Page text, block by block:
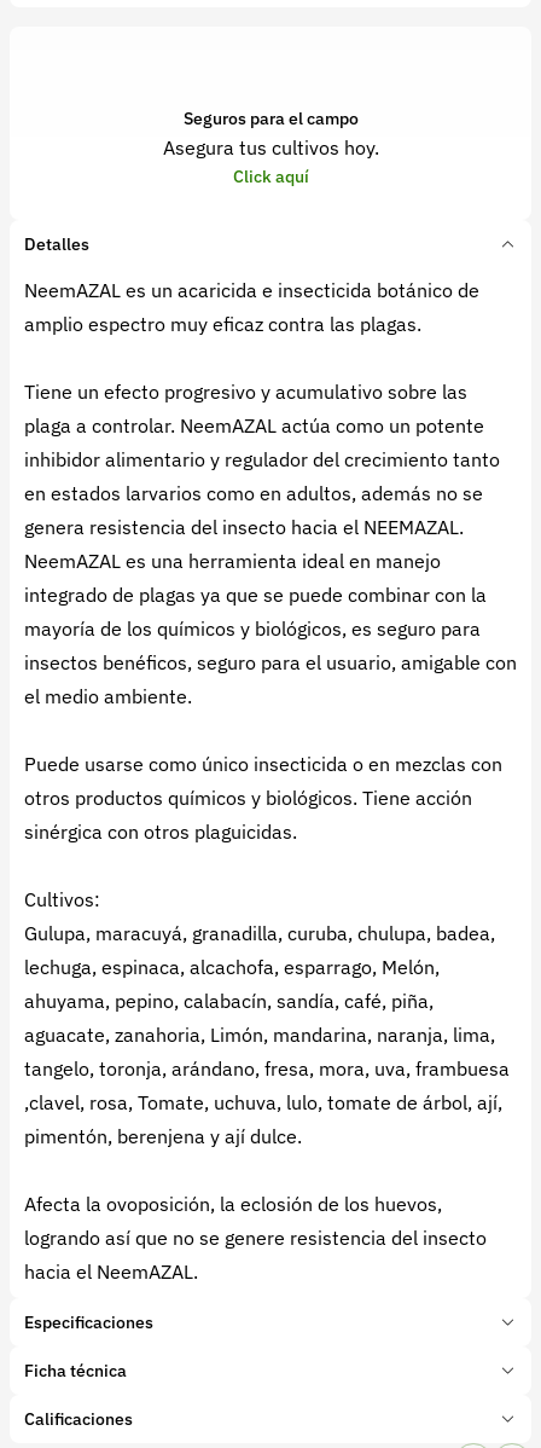
Seguros para el campo
Asegura tus cultivos hoy.
Click aquí
Detalles
NeemAZAL es un acaricida e insecticida botánico de
amplio espectro muy eficaz contra las plagas.
Tiene un efecto progresivo y acumulativo sobre las
plaga a controlar. NeemAZAL actúa como un potente
inhibidor alimentario y regulador del crecimiento tanto
en estados larvarios como en adultos, además no se
genera resistencia del insecto hacia el NEEMAZAL.
NeemAZAL es una herramienta ideal en manejo
integrado de plagas ya que se puede combinar con la
mayoría de los químicos y biológicos, es seguro para
insectos benéficos, seguro para el usuario, amigable con
el medio ambiente.
Puede usarse como único insecticida o en mezclas con
otros productos químicos y biológicos. Tiene acción
sinérgica con otros plaguicidas.
Cultivos:
Gulupa, maracuyá, granadilla, curuba, chulupa, badea,
lechuga, espinaca, alcachofa, esparrago, Melón,
ahuyama, pepino, calabacín, sandía, café, piña,
aguacate, zanahoria, Limón, mandarina, naranja, lima,
tangelo, toronja, arándano, fresa, mora, uva, frambuesa
,clavel, rosa, Tomate, uchuva, lulo, tomate de árbol, ají,
pimentón, berenjena y ají dulce.
Afecta la ovoposición, la eclosión de los huevos,
logrando así que no se genere resistencia del insecto
hacia el NeemAZAL.
Especificaciones
Marca: Ibicol
Tipo de producto:
Ficha técnica
Calificaciones